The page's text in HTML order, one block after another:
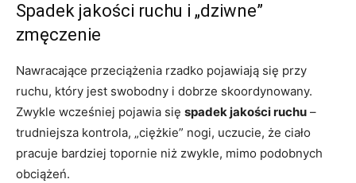
Spadek jakości ruchu i „dziwne”
zmęczenie
Nawracające przeciążenia rzadko pojawiają się przy
ruchu, który jest swobodny i dobrze skoordynowany.
Zwykle wcześniej pojawia się spadek jakości ruchu –
trudniejsza kontrola, „ciężkie” nogi, uczucie, że ciało
pracuje bardziej topornie niż zwykle, mimo podobnych
obciążeń.